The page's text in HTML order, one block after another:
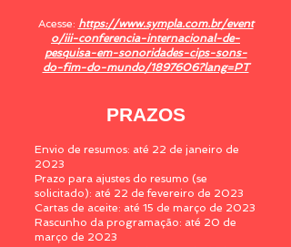
Acesse: https://www.sympla.com.br/event
o/iii-conferencia-internacional-de-
pesquisa-em-sonoridades-cips-sons-
do-fim-do-mundo/1897606?lang=PT
PRAZOS​
Envio de resumos: até 22 de janeiro de
2023
Prazo para ajustes do resumo (se
solicitado): até 22 de fevereiro de 2023
Cartas de aceite: até 15 de março de 2023
Rascunho da programação: até 20 de
março de 2023